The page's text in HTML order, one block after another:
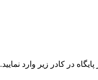
در كادر زير وارد نمایید.